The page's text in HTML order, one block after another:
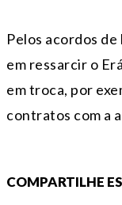
Pelos acordos
em ressarcir o
em troca, por
contratos com a
COMPARTILHE